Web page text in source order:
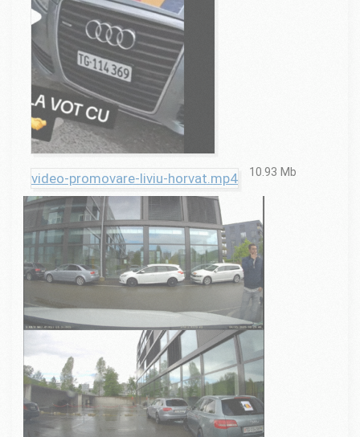
video-promovare-liviu-horvat.mp4 10.93 Mb